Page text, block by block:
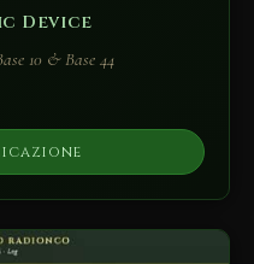
Device
10 & Base 44